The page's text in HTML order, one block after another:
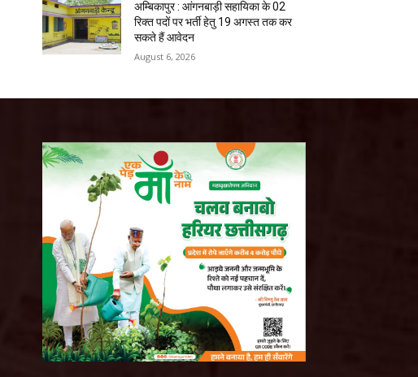
अम्बिकापुर : आंगनबाड़ी सहायिका के 02
रिक्त पदों पर भर्ती हेतु 19 अगस्त तक कर
सकते हैं आवेदन
August 6, 2026